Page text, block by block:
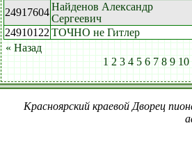
24917604Найденов Александр
Сергеевич
24910122 ТОЧНО не Гитлер
« Назад
1 2 3 4 5 6 7 8 9 10
Красноярский краевой Дворец